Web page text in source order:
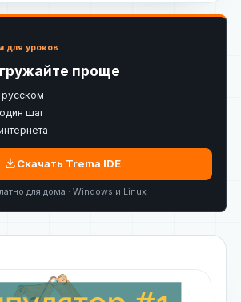
для уроков
проще
шаг
downloadСкачать Trema IDE
для дома · Windows и Linux